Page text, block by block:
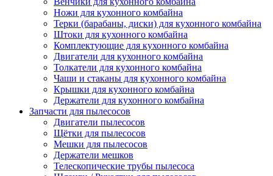
Ножи для кухонного комбайна
Терки (барабаны, диски) для кухонного комбайна
Штоки для кухонного комбайна
Комплектующие для кухонного комбайна
Двигатели для кухонного комбайна
Толкатели для кухонного комбайна
Чаши и стаканы для кухонного комбайна
Крышки для кухонного комбайна
Держатели для кухонного комбайна
Запчасти для пылесосов
Двигатели пылесосов
Щётки для пылесосов
Мешки для пылесосов
Держатели мешков
Телескопические трубы пылесоса